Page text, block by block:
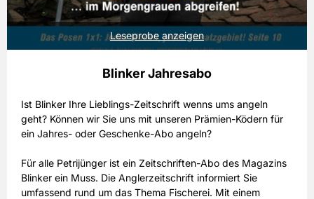
Leseprobe anzeigen
Blinker Jahresabo
Ist Blinker Ihre Lieblings-Zeitschrift wenns ums angeln
geht? Können wir Sie uns mit unseren Prämien-Ködern für
ein Jahres- oder Geschenke-Abo angeln?
Für alle Petrijünger ist ein Zeitschriften-Abo des Magazins
Blinker ein Muss. Die Anglerzeitschrift informiert Sie
umfassend rund um das Thema Fischerei. Mit einem